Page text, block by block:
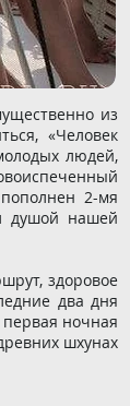
из
«Человек
людей,
2-мя
душой нашей
здоровое
два дня
ночная
шхунах